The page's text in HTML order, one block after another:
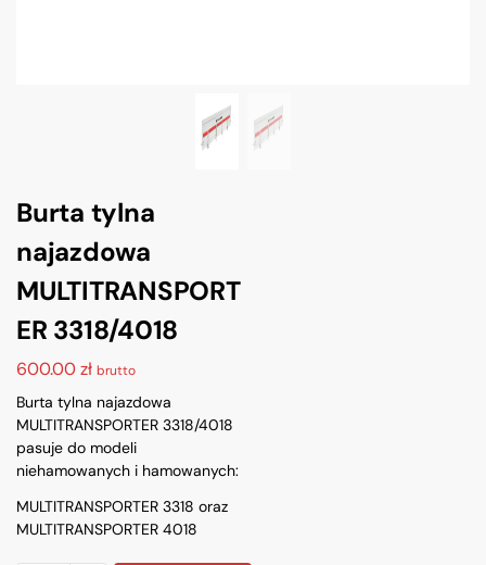
Burta tylna
najazdowa
MULTITRANSPORT
ER 3318/4018
600.00zł brutto
Burta tylna najazdowa
MULTITRANSPORTER 3318/4018
pasuje do modeli
niehamowanych i hamowanych:
MULTITRANSPORTER 3318 oraz
MULTITRANSPORTER 4018